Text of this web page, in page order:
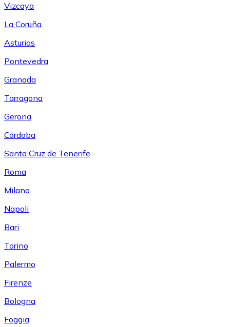
Vizcaya
La Coruña
Asturias
Pontevedra
Granada
Tarragona
Gerona
Córdoba
Santa Cruz de Tenerife
Roma
Milano
Napoli
Bari
Torino
Palermo
Firenze
Bologna
Foggia